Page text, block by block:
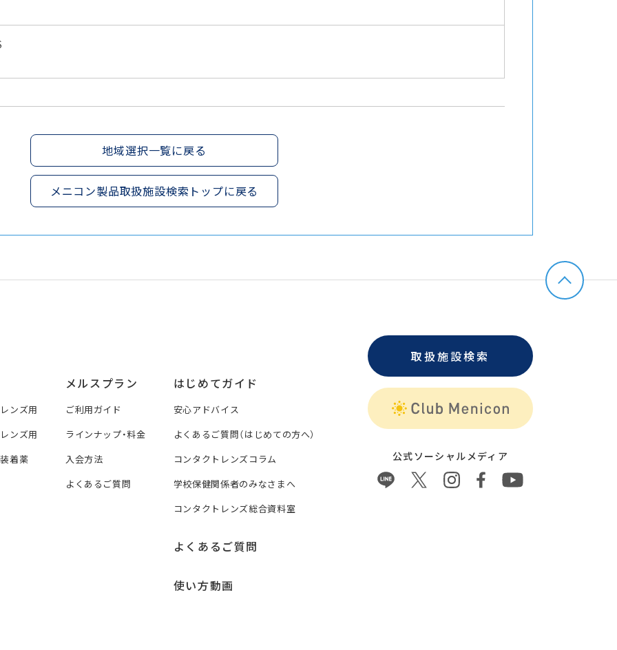
地域選択一覧に戻る
メニコン製品取扱施設検索トップに戻る
ンズ用
ンズ用
着薬
メルスプラン
ご利用ガイド
ラインナップ・料金
入会方法
よくあるご質問
はじめてガイド
安心アドバイス
よくあるご質問（はじめての方へ）
コンタクトレンズコラム
学校保健関係者のみなさまへ
コンタクトレンズ総合資料室
よくあるご質問
使い方動画
取扱施設検索
公式ソーシャルメディア